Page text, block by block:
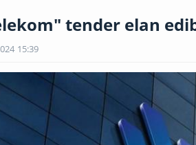
tender elan
15:39